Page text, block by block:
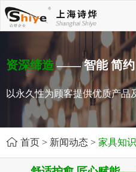
资深缔造—— 智能 简约
以永久性为顾客提供优质产品
首页 > 新闻动态 > 家具知识